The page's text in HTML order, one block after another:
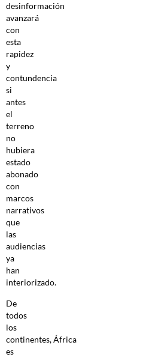
desinformación
avanzará
con
esta
rapidez
y
contundencia
si
antes
el
terreno
no
hubiera
estado
abonado
con
marcos
narrativos
que
las
audiencias
ya
han
interiorizado.
De
todos
los
continentes, África
es